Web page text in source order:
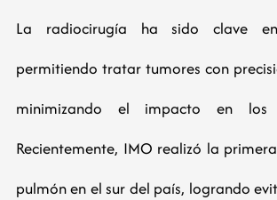
La radiocirugía ha sido clave
permitiendo tratar tumores con
minimizando el impacto en los
Recientemente, IMO realizó la
pulmón en el sur del país, logrando